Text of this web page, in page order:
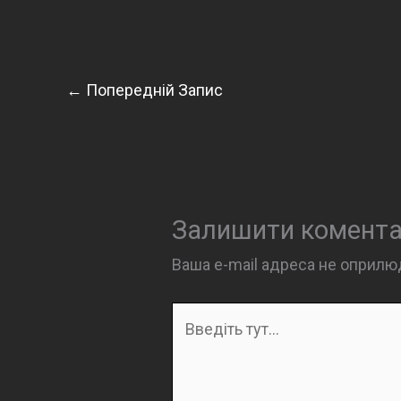
← Попередній Запис
Залишити
Ваша e-mail адреса не